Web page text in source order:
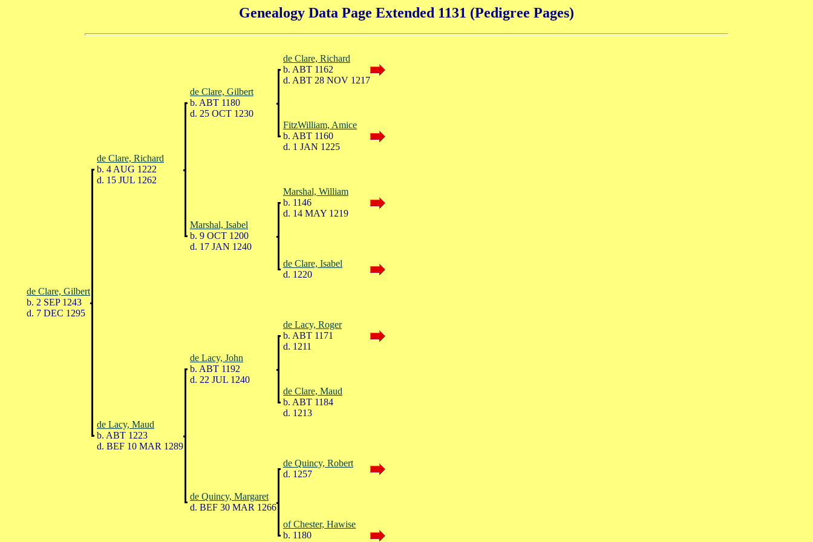
Genealogy Data Page Extended 1131 (Pedigree Pages)
de Clare, Richard
b. ABT 1162
d. ABT 28 NOV 1217
de Clare, Gilbert
b. ABT 1180
d. 25 OCT 1230
FitzWilliam, Amice
b. ABT 1160
d. 1 JAN 1225
de Clare, Richard
b. 4 AUG 1222
d. 15 JUL 1262
Marshal, William
b. 1146
d. 14 MAY 1219
Marshal, Isabel
b. 9 OCT 1200
d. 17 JAN 1240
de Clare, Isabel
d. 1220
de Clare, Gilbert
b. 2 SEP 1243
d. 7 DEC 1295
de Lacy, Roger
b. ABT 1171
d. 1211
de Lacy, John
b. ABT 1192
d. 22 JUL 1240
de Clare, Maud
b. ABT 1184
d. 1213
de Lacy, Maud
b. ABT 1223
d. BEF 10 MAR 1289
de Quincy, Robert
d. 1257
de Quincy, Margaret
d. BEF 30 MAR 1266
of Chester, Hawise
b. 1180